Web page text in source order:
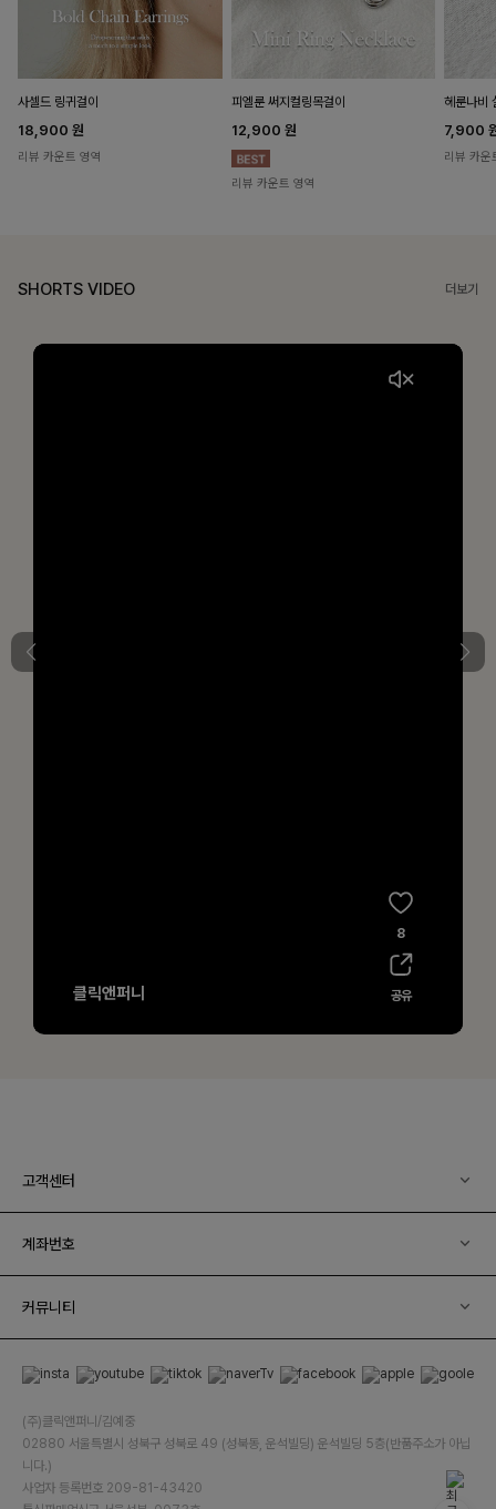
사셀드 링귀걸이
18,900 원
리뷰 카운트 영역
피엘룬 써지컬링목걸이
12,900 원
리뷰 카운트 영역
헤룬나비
7,900
리뷰 카운
SHORTS VIDEO 더보기
고객센터
계좌번호
커뮤니티
(주)클릭앤퍼니/김예중
02880 서울특별시 성북구 성북로 49 (성북동, 운석빌딩) 운석빌딩 5층(반품주소가 아닙
니다.)
사업자 등록번호 209-81-43420